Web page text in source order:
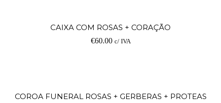
CAIXA COM ROSAS + CORAÇÃO
€60.00 c/ IVA
COROA FUNERAL ROSAS + GERBERAS + PROTEAS